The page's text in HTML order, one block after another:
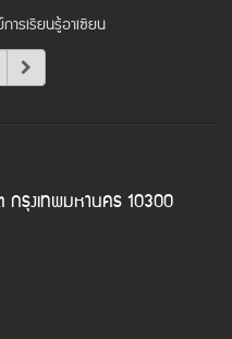
ารเรียนรู้อาเซียน
กรุงเทพมหานคร 10300